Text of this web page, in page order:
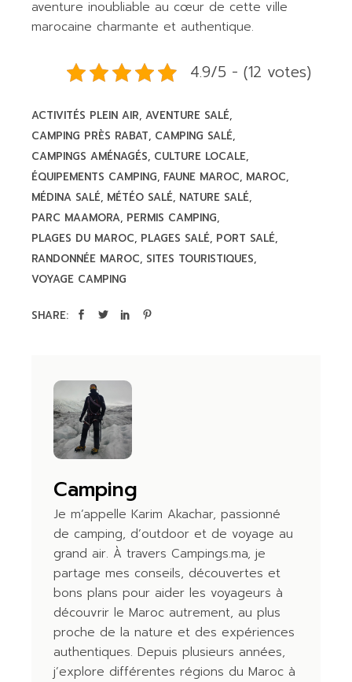
aventure inoubliable au cœur de cette ville
marocaine charmante et authentique.
4.9/5 - (12 votes)
ACTIVITÉS PLEIN AIR AVENTURE SALÉ
CAMPING PRÈS RABAT CAMPING SALÉ
CAMPINGS AMÉNAGÉS CULTURE LOCALE
ÉQUIPEMENTS CAMPING FAUNE MAROC MAROC
MÉDINA SALÉ MÉTÉO SALÉ NATURE SALÉ
PARC MAAMORA PERMIS CAMPING
PLAGES DU MAROC PLAGES SALÉ PORT SALÉ
RANDONNÉE MAROC SITES TOURISTIQUES
VOYAGE CAMPING
SHARE:
Camping
Je m’appelle Karim Akachar, passionné
de camping, d’outdoor et de voyage au
grand air. À travers Campings.ma, je
partage mes conseils, découvertes et
bons plans pour aider les voyageurs à
découvrir le Maroc autrement, au plus
proche de la nature et des expériences
authentiques. Depuis plusieurs années,
j’explore différentes régions du Maroc à